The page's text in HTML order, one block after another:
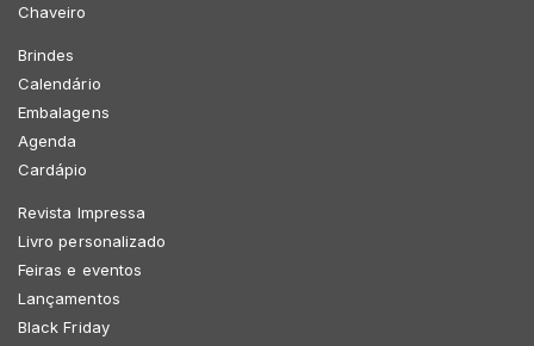
Chaveiro
Brindes
Calendário
Embalagens
Agenda
Cardápio
Revista Impressa
Livro personalizado
Feiras e eventos
Lançamentos
Black Friday